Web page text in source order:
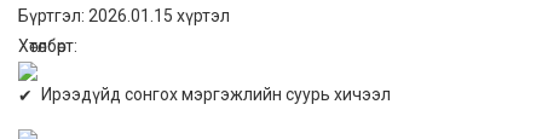
Бүртгэл: 2026.01.15 хүртэл
Хөтөлбөрт:
Ирээдүйд сонгох мэргэжлийн суурь хичээл